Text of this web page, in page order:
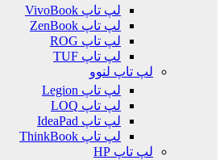
لپ تاپ VivoBook
لپ تاپ ZenBook
لپ تاپ ROG
لپ تاپ TUF
لپ تاپ لنوو
لپ تاپ Legion
لپ تاپ LOQ
لپ تاپ IdeaPad
لپ تاپ ThinkBook
لپ تاپ HP